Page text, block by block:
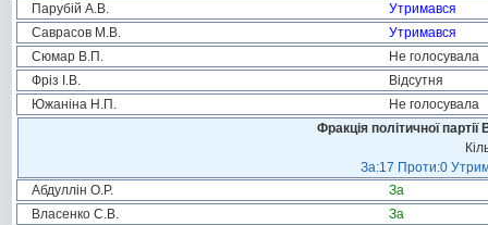
Парубій А.В.
Утримався
Саврасов М.В.
Утримався
Сюмар В.П.
Не голосувала
Фріз І.В.
Відсутня
Южаніна Н.П.
Не голосувала
Фракція політичної
За:17 Проти:0
Абдуллін О.Р.
За
Власенко С.В.
За